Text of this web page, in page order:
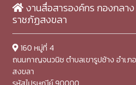
งานสื่อสารองค์กร กองกลา
ราชภัฏสงขลา
160 หมู่ที่ 4
ถนนกาญจนวนิช ตำบลเขารูปช้าง อำเภ
สงขลา